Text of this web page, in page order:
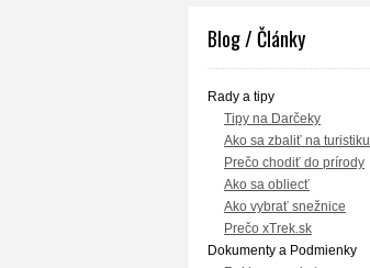
Blog / Články
Rady a tipy
Tipy na Darčeky
Ako sa zbaliť na turistiku
Prečo chodiť do prírody
Ako sa obliecť
Ako vybrať snežnice
Prečo xTrek.sk
Dokumenty a Podmienky